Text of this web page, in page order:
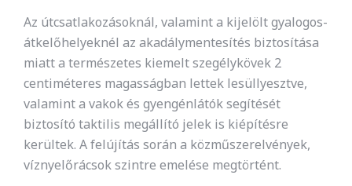
Az útcsatlakozásoknál, valamint a kijelölt gyalogos-
átkelőhelyeknél az akadálymentesítés biztosítása
miatt a természetes kiemelt szegélykövek 2
centiméteres magasságban lettek lesüllyesztve,
valamint a vakok és gyengénlátók segítését
biztosító taktilis megállító jelek is kiépítésre
kerültek. A felújítás során a közműszerelvények,
víznyelőrácsok szintre emelése megtörtént.